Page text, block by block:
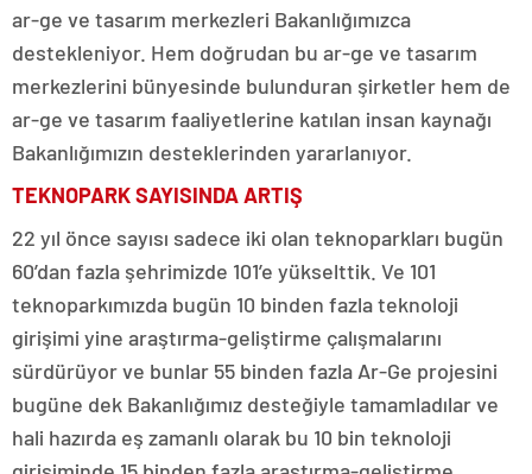
ar-ge ve tasarım merkezleri Bakanlığımızca
destekleniyor. Hem doğrudan bu ar-ge ve tasarım
merkezlerini bünyesinde bulunduran şirketler hem de
ar-ge ve tasarım faaliyetlerine katılan insan kaynağı
Bakanlığımızın desteklerinden yararlanıyor.
TEKNOPARK SAYISINDA ARTIŞ
22 yıl önce sayısı sadece iki olan teknoparkları bugün
60’dan fazla şehrimizde 101’e yükselttik. Ve 101
teknoparkımızda bugün 10 binden fazla teknoloji
girişimi yine araştırma-geliştirme çalışmalarını
sürdürüyor ve bunlar 55 binden fazla Ar-Ge projesini
bugüne dek Bakanlığımız desteğiyle tamamladılar ve
hali hazırda eş zamanlı olarak bu 10 bin teknoloji